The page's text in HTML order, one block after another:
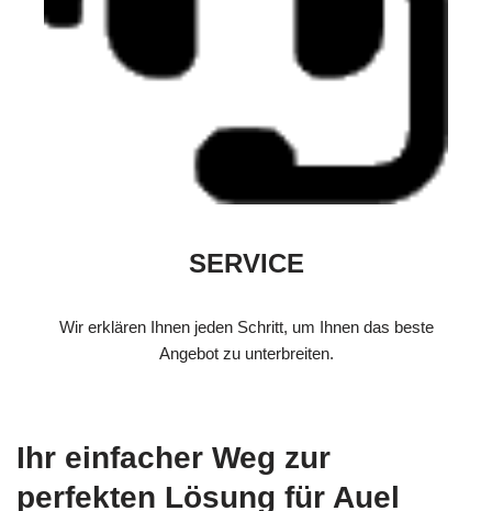
SERVICE
Wir erklären Ihnen jeden Schritt, um Ihnen das beste
Angebot zu unterbreiten.
Ihr einfacher Weg zur
perfekten Lösung für Auel